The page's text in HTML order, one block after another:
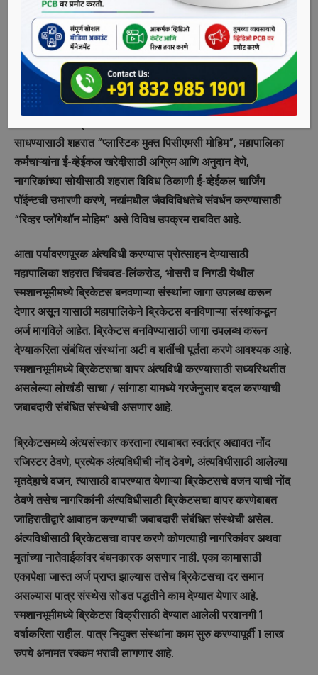
वृक्षतोडीस आळा बसेल. पर्यायाने पर्यावरणाची हानी टळेल. तसेच राखेचे
प्रमाण कमी होण्यास मदत होईल.यासाठी महापालिकेने ब्रिकेटस
बनविणाऱ्या संस्थांकडून अर्ज मागविले आहेत. याबाबतची माहिती
महापालिका आयुक्त तथा प्रशासक राजेश पाटील यांनी दिली.
पर्यावरणाचे संरक्षण आणि संवर्धन करण्यासाठी शहरात महापालिकेच्या
साधण्यासाठी शहरात “प्लास्टिक मुक्त पिसीएमसी मोहिम”, महापालिका
कर्मचाऱ्यांना ई-व्हेईकल खरेदीसाठी अग्रिम आणि अनुदान देणे,
नागरिकांच्या सोयीसाठी शहरात विविध ठिकाणी ई-व्हेईकल चार्जिंग
पॉईन्टची उभारणी करणे, नद्यांमधील जैवविविधतेचे संवर्धन करण्यासाठी
“रिव्हर प्लॉगेथॉन मोहिम” असे विविध उपक्रम राबवित आहे.
आता पर्यावरणपूरक अंत्यविधी करण्यास प्रोत्साहन देण्यासाठी
महापालिका शहरात चिंचवड-लिंकरोड, भोसरी व निगडी येथील
स्मशानभूमीमध्ये ब्रिकेटस बनवणाऱ्या संस्थांना जागा उपलब्ध करून
देणार असून यासाठी महापालिकेने ब्रिकेटस बनविणाऱ्या संस्थांकडून
अर्ज मागविले आहेत. ब्रिकेटस बनविण्यासाठी जागा उपलब्ध करून
देण्याकरिता संबंधित संस्थांना अटी व शर्तींची पूर्तता करणे आवश्यक आहे.
स्मशानभूमीमध्ये ब्रिकेटसचा वापर अंत्यविधी करण्यासाठी सध्यस्थितीत
असलेल्या लोखंडी साचा / सांगाडा यामध्ये गरजेनुसार बदल करण्याची
जबाबदारी संबंधित संस्थेची असणार आहे.
ब्रिकेटसमध्ये अंत्यसंस्कार करताना त्याबाबत स्वतंत्र अद्यावत नोंद
रजिस्टर ठेवणे, प्रत्येक अंत्यविधीची नोंद ठेवणे, अंत्यविधीसाठी आलेल्या
मृतदेहाचे वजन, त्यासाठी वापरण्यात येणाऱ्या ब्रिकेटसचे वजन याची नोंद
ठेवणे तसेच नागरिकांनी अंत्यविधीसाठी ब्रिकेटसचा वापर करणेबाबत
जाहिरातीद्वारे आवाहन करण्याची जबाबदारी संबंधित संस्थेची असेल.
अंत्यविधीसाठी ब्रिकेटसचा वापर करणे कोणत्याही नागरिकांवर अथवा
मृतांच्या नातेवाईकांवर बंधनकारक असणार नाही. एका कामासाठी
एकापेक्षा जास्त अर्ज प्राप्त झाल्यास तसेच ब्रिकेटसचा दर समान
असल्यास पात्र संस्थेस सोडत पद्धतीने काम देण्यात येणार आहे.
स्मशानभूमीमध्ये ब्रिकेटस विक्रीसाठी देण्यात आलेली परवानगी 1
वर्षाकरिता राहील. पात्र नियुक्त संस्थांना काम सुरु करण्यापूर्वी 1 लाख
रुपये अनामत रक्कम भरावी लागणार आहे.